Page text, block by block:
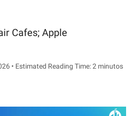
Cafes; Apple
• Estimated Reading Time: 2 minutos